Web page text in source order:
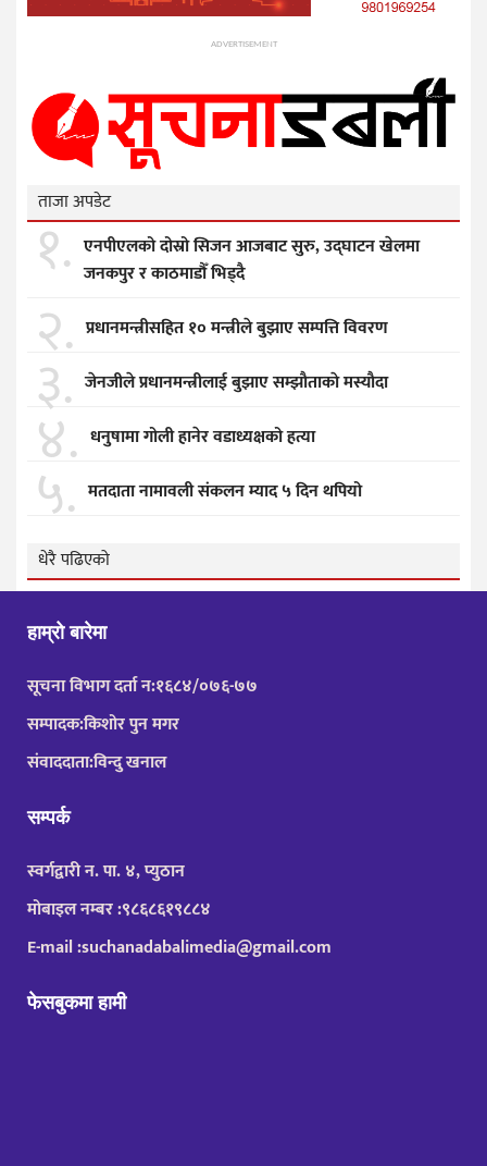
ADVERTISEMENT
ताजा अपडेट
१. एनपीएलको दोस्रो सिजन आजबाट सुरु, उद्घाटन खेलमा
जनकपुर र काठमाडौँ भिड्दै
२. प्रधानमन्त्रीसहित १० मन्त्रीले बुझाए सम्पत्ति विवरण
३. जेनजीले प्रधानमन्त्रीलाई बुझाए सम्झाैताकाे मस्याैदा
४. धनुषामा गोली हानेर वडाध्यक्षको हत्या
५. मतदाता नामावली संकलन म्याद ५ दिन थपियो
धेरै पढिएको
हाम्रो बारेमा
सूचना विभाग दर्ता न:१६८४/०७६-७७
सम्पादक:किशोर पुन मगर
संवाददाता:विन्दु खनाल
सम्पर्क
स्वर्गद्वारी न. पा. ४, प्युठान
मोबाइल नम्बर :९८६८६१९८८४
E-mail :suchanadabalimedia@gmail.com
फेसबुकमा हामी